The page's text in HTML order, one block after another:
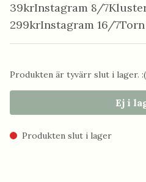
39krInstagram 8/
299krInstagram 16/
Produkten är tyvärr slut i lager. :(
Ej i
Produkten slut i lager